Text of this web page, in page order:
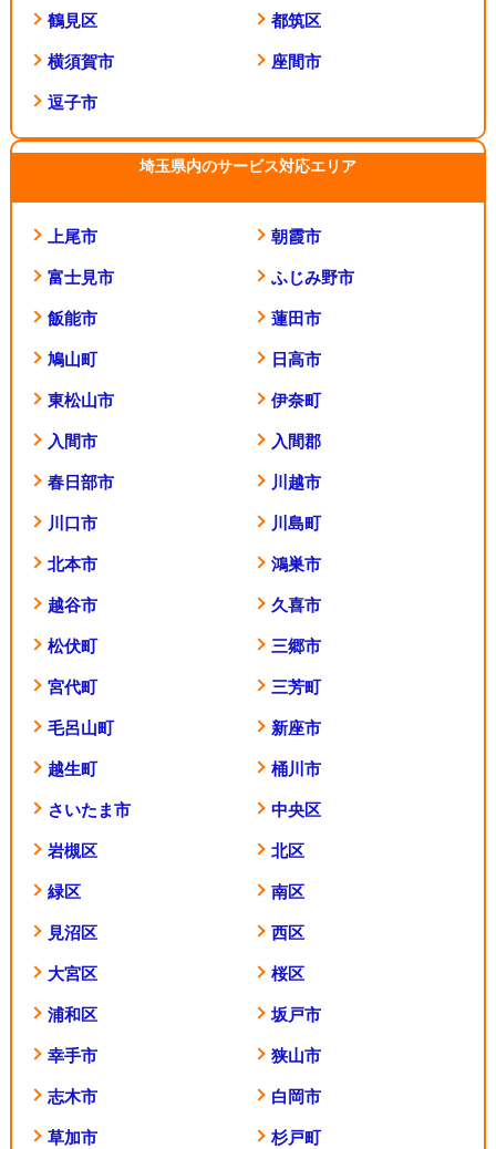
鶴見区 都筑区
横須賀市 座間市
逗子市
埼玉県内のサービス対応エリア
上尾市 朝霞市
富士見市 ふじみ野市
飯能市 蓮田市
鳩山町 日高市
東松山市 伊奈町
入間市 入間郡
春日部市 川越市
川口市 川島町
北本市 鴻巣市
越谷市 久喜市
松伏町 三郷市
宮代町 三芳町
毛呂山町 新座市
越生町 桶川市
さいたま市 中央区
岩槻区 北区
緑区 南区
見沼区 西区
大宮区 桜区
浦和区 坂戸市
幸手市 狭山市
志木市 白岡市
草加市 杉戸町